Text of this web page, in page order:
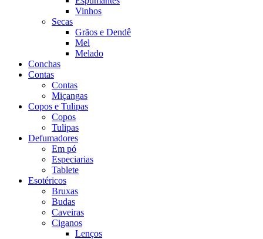
Vinhos
Secas
Grãos e Dendê
Mel
Melado
Conchas
Contas
Contas
Miçangas
Copos e Tulipas
Copos
Tulipas
Defumadores
Em pó
Especiarias
Tablete
Esotéricos
Bruxas
Budas
Caveiras
Ciganos
Lenços